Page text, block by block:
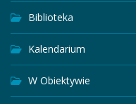
Biblioteka
Kalendarium
W Obiektywie